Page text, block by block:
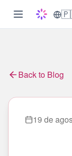
Back to Blog
19 de